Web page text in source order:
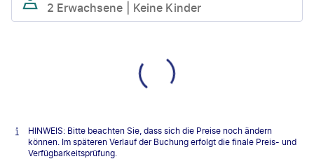
2 Erwachsene Keine Kinder
HINWEIS: Bitte beachten Sie, dass sich die Preise noch ändern
können. Im späteren Verlauf der Buchung erfolgt die finale Preis- und
Verfügbarkeitsprüfung.